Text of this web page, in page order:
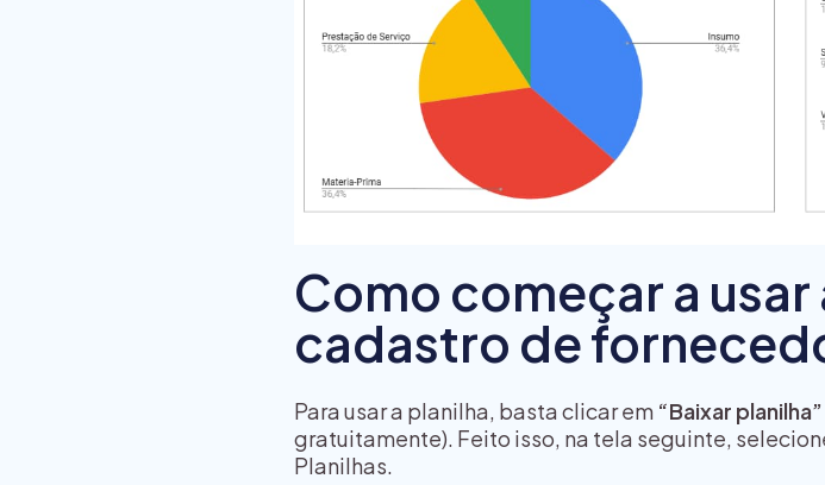
Como começar a usar
cadastro de
Para usar a planilha, basta clicar em “Baixar planilha”
gratuitamente). Feito isso, na tela seguinte,
Planilhas.